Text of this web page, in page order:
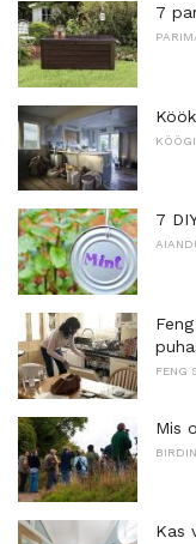
7
7
FENG
Mis
Kas